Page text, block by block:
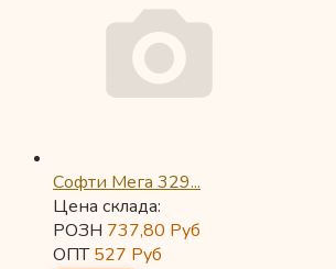
Софти Мега 329...
Цена склада:
РОЗН 737,80 Руб
ОПТ527 Руб